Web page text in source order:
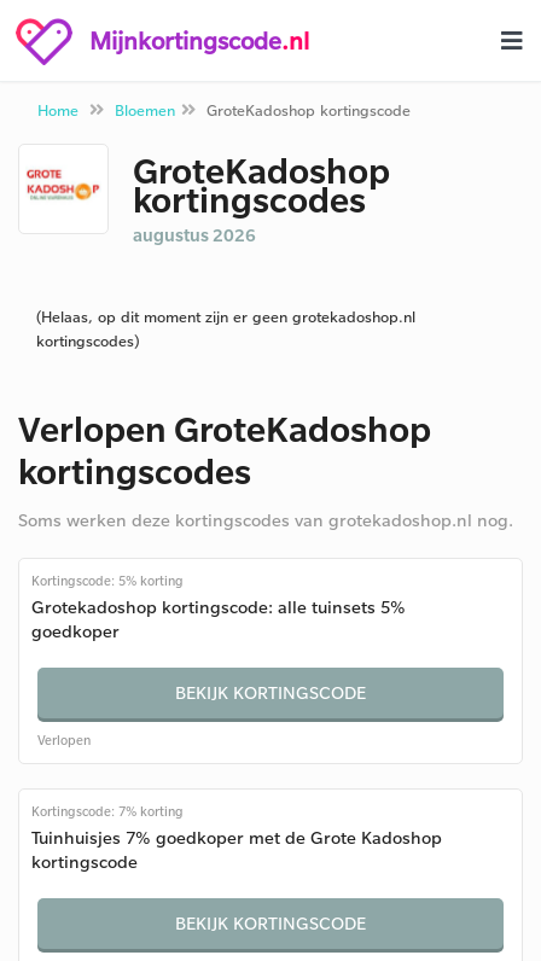
Mijnkortingscode.nl
Home Bloemen GroteKadoshop kortingscode
GroteKadoshop
kortingscodes
augustus 2026
(Helaas, op dit moment zijn er geen grotekadoshop.nl
kortingscodes)
Verlopen GroteKadoshop
kortingscodes
Soms werken deze kortingscodes van grotekadoshop.nl nog.
Kortingscode: 5% korting
Grotekadoshop kortingscode: alle tuinsets 5%
goedkoper
BEKIJK KORTINGSCODE
Verlopen
Kortingscode: 7% korting
Tuinhuisjes 7% goedkoper met de Grote Kadoshop
kortingscode
BEKIJK KORTINGSCODE